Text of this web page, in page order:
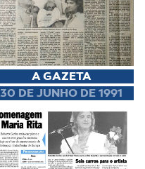
A GAZETA
30 DE JUNHO DE 1991